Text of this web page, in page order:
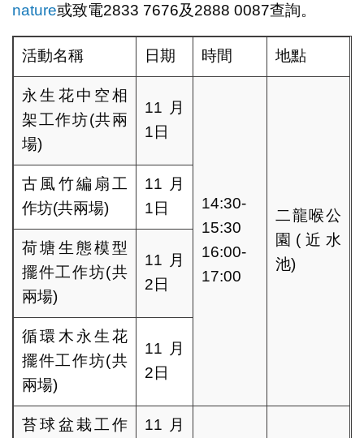
nature或致電2833 7676及2888 0087查詢。
活動名稱 日期 時間 地點
永生花中空相
架工作坊(共兩
場)
11月
1日
14:30-
15:30
16:00-
17:00
二龍喉公
園(近水
池)
古風竹編扇工
作坊(共兩場)
11月
1日
荷塘生態模型
擺件工作坊(共
兩場)
11月
2日
循環木永生花
擺件工作坊(共
兩場)
11月
2日
苔球盆栽工作
11月